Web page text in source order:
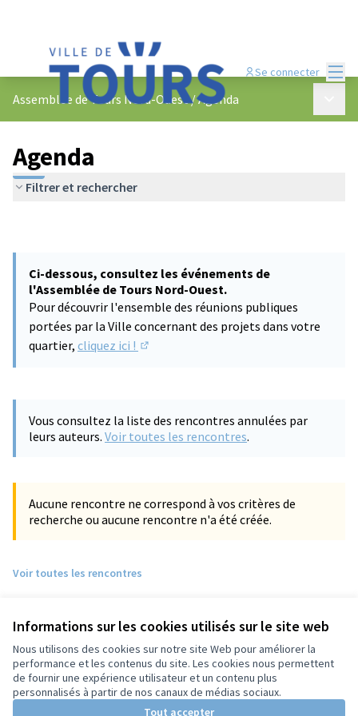
Informations sur les cookies utilisés sur le site web
Nous utilisons des cookies sur notre site Web pour améliorer la
performance et les contenus du site. Les cookies nous permettent
de fournir une expérience utilisateur et un contenu plus
personnalisés à partir de nos canaux de médias sociaux.
Tout accepter
Se connecter
Assemblée de Tours Nord-Ouest/Agenda
Agenda
Filtrer et rechercher
Ci-dessous, consultez les événements de
l'Assemblée de Tours Nord-Ouest.
Pour découvrir l'ensemble des réunions publiques
portées par la Ville concernant des projets dans votre
quartier, cliquez ici !
Vous consultez la liste des rencontres annulées par
leurs auteurs. Voir toutes les rencontres.
Aucune rencontre ne correspond à vos critères de
recherche ou aucune rencontre n'a été créée.
Voir toutes les rencontres